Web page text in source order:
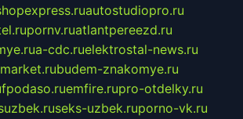
autostudiopro.ru
pornv.ruatlantpereezd.ru
a-cdc.ruelektrostal-news.ru
budem-znakomye.ru
fpodaso.ruemfire.rupro-otdelky.ru
seks-uzbek.ruporno-vk.ru